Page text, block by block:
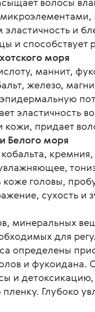
и
и способствует
моря
маннит,
железо,
эластичность
придает
Белого моря
головы,
сухость и
минеральных
для
определены
и
и
Глубоко